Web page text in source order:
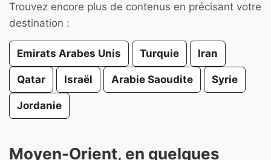
Trouvez encore plus de contenus en précisant votre
destination :
Emirats Arabes Unis Turquie Iran
Qatar Israël Arabie Saoudite Syrie
Jordanie
Moyen-Orient, en quelques